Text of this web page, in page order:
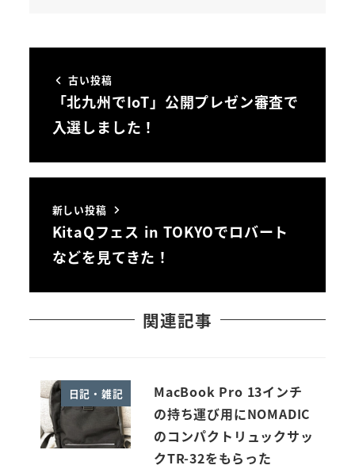
古い投稿
「北九州でIoT」公開プレゼン審査で
入選しました！
新しい投稿
KitaQフェス in TOKYOでロバート
などを見てきた！
関連記事
日記・雑記
MacBook Pro 13インチ
の持ち運び用にNOMADIC
のコンパクトリュックサッ
クTR-32をもらった